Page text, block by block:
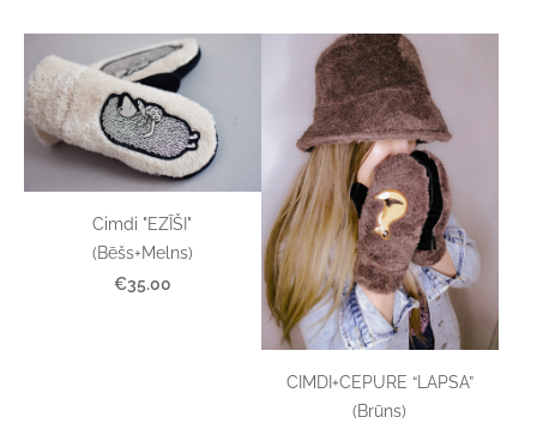
Cimdi "EZĪŠI"
(Bēšs+Melns)
€35.00
CIMDI+CEPURE “LAPSA”
(Brūns)